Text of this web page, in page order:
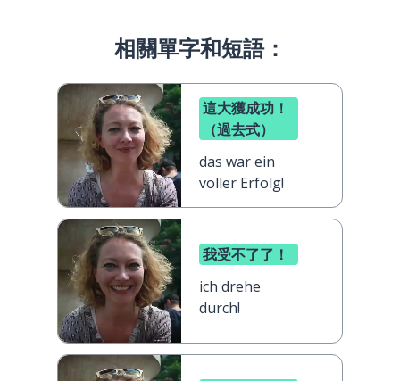
相關單字和短語：
這大獲成功！
（過去式）
das war ein
voller Erfolg!
我受不了了！
ich drehe
durch!